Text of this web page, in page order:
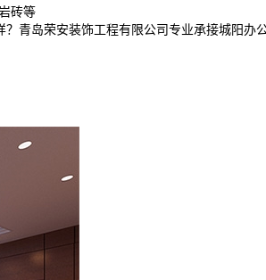
砖等
青岛荣安装饰工程有限公司专业承接城阳